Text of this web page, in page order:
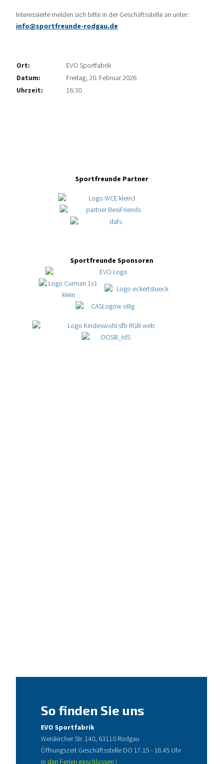
Interessierte melden sich bitte in der Geschäftsstelle an unter:
info@sportfreunde-rodgau.de
Ort:
EVO Sportfabrik
Datum:
Freitag, 20. Februar 2026
Uhrzeit:
16:30
Sportfreunde Partner
Sportfreunde Sponsoren
So finden Sie uns
EVO Sportfabrik
Weiskircher Str. 140, 63110 Rodgau
Öffnungszeit Geschäftsstelle DO 17.15 - 18.45 Uhr